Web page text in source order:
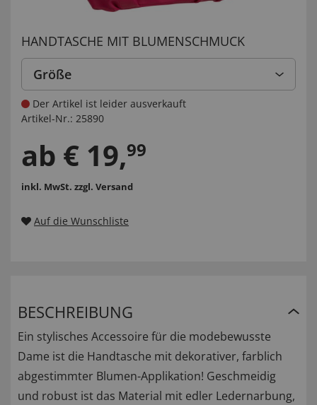
HANDTASCHE MIT BLUMENSCHMUCK
Größe
Der Artikel ist leider ausverkauft
Artikel-Nr.: 25890
ab € 19,99
inkl. MwSt. zzgl. Versand
Auf die Wunschliste
BESCHREIBUNG
Ein stylisches Accessoire für die modebewusste
Dame ist die Handtasche mit dekorativer, farblich
abgestimmter Blumen-Applikation! Geschmeidig
und robust ist das Material mit edler Ledernarbung,